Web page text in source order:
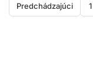
Predchádzajúci 1